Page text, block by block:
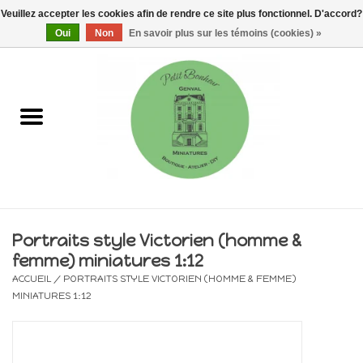
0 Articles - €0,00
Maisons, vitrines & kits
Electricité
Portraits style Victorien (homme &
femme) miniatures 1:12
ACCUEIL / PORTRAITS STYLE VICTORIEN (HOMME & FEMME)
MINIATURES 1:12
Veuillez accepter les cookies afin de rendre ce site plus fonctionnel. D'accord?
Oui
Non En savoir plus sur les témoins (cookies) »